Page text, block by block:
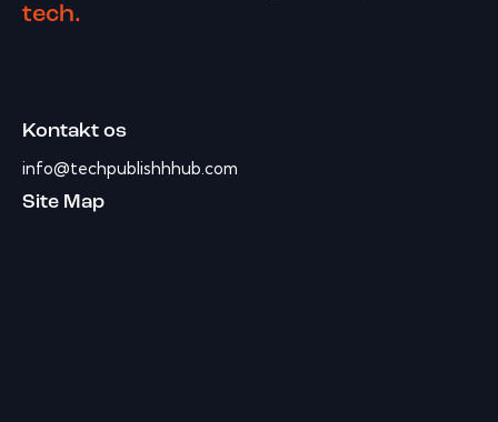
tech.
Kontakt os
info@techpublishhhub.com
Site Map